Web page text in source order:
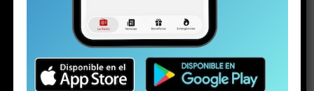
desarraigo familiar y, al parecer, capturado por
el mundo narco.
Lo dejaron tirado igual que a mí.